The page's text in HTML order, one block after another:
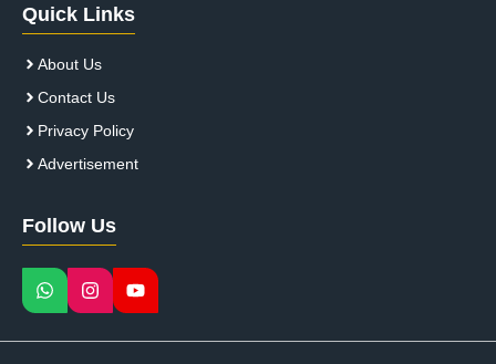
Quick Links
About Us
Contact Us
Privacy Policy
Advertisement
Follow Us